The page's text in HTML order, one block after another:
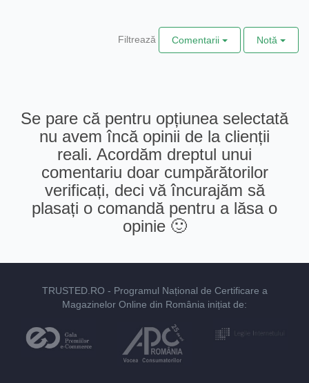
Filtrează Comentarii Notă
Se pare că pentru opțiunea selectată
nu avem încă opinii de la clienții
reali. Acordăm dreptul unui
comentariu doar cumpărătorilor
verificați, deci vă încurajăm să
plasați o comandă pentru a lăsa o
opinie 🙂
TRUSTED.RO - Programul Național de Certificare a
Magazinelor Online din România inițiat de: